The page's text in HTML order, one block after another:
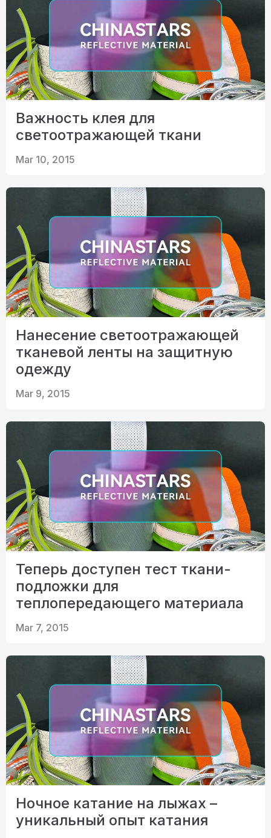
Важность клея для
светоотражающей ткани
Mar 10, 2015
Нанесение светоотражающей
тканевой ленты на защитную
одежду
Mar 9, 2015
Теперь доступен тест ткани-
подложки для
теплопередающего материала
Mar 7, 2015
Ночное катание на лыжах –
уникальный опыт катания